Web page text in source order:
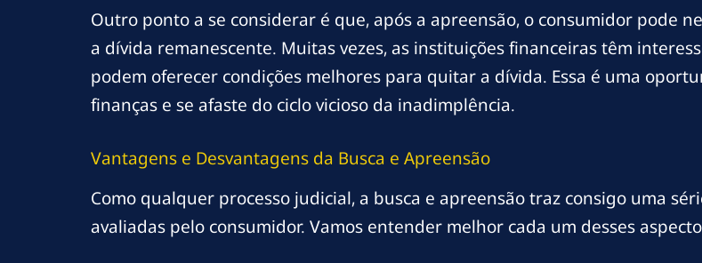
Outro ponto a se considerar é que, após a apreensão, o consumidor pode
a dívida remanescente. Muitas vezes, as instituições financeiras têm
podem oferecer condições melhores para quitar a dívida. Essa é uma
finanças e se afaste do ciclo vicioso da inadimplência.
Vantagens e Desvantagens da Busca e Apreensão
Como qualquer processo judicial, a busca e apreensão traz consigo uma
avaliadas pelo consumidor. Vamos entender melhor cada um desses